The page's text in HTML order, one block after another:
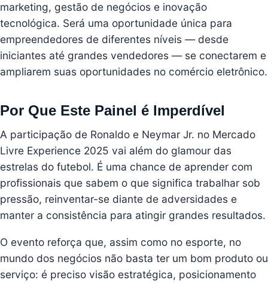
marketing, gestão de negócios e inovação
tecnológica. Será uma oportunidade única para
empreendedores de diferentes níveis — desde
iniciantes até grandes vendedores — se conectarem e
ampliarem suas oportunidades no comércio eletrônico.
Por Que Este Painel é Imperdível
A participação de Ronaldo e Neymar Jr. no Mercado
Livre Experience 2025 vai além do glamour das
estrelas do futebol. É uma chance de aprender com
profissionais que sabem o que significa trabalhar sob
pressão, reinventar-se diante de adversidades e
manter a consistência para atingir grandes resultados.
O evento reforça que, assim como no esporte, no
mundo dos negócios não basta ter um bom produto ou
serviço: é preciso visão estratégica, posicionamento